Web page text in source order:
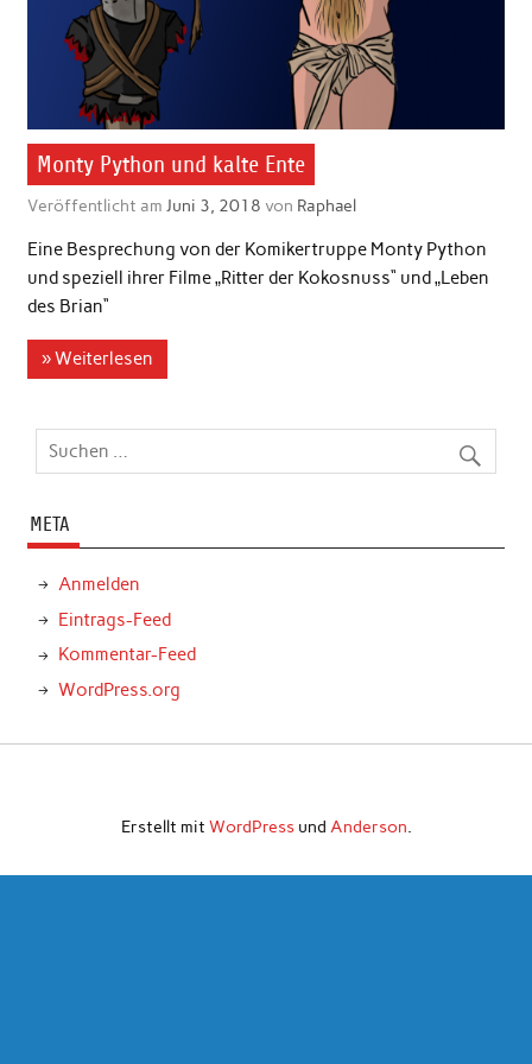
Monty Python und kalte Ente
Veröffentlicht am Juni 3, 2018 von Raphael
Eine Besprechung von der Komikertruppe Monty Python
und speziell ihrer Filme „Ritter der Kokosnuss“ und „Leben
des Brian“
» Weiterlesen
META
Anmelden
Eintrags-Feed
Kommentar-Feed
WordPress.org
Erstellt mit WordPressund Anderson